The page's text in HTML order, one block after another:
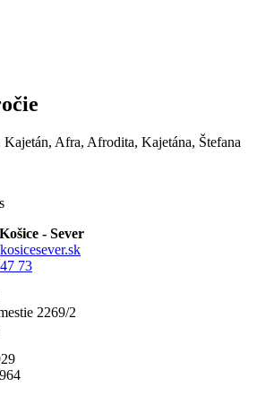
Kajetán, Afra, Afrodita, Kajetána, Štefana
- Sever
73
2269/2